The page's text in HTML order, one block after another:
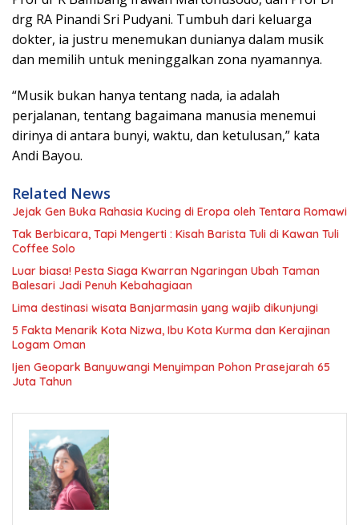
drg RA Pinandi Sri Pudyani. Tumbuh dari keluarga
dokter, ia justru menemukan dunianya dalam musik
dan memilih untuk meninggalkan zona nyamannya.
“Musik bukan hanya tentang nada, ia adalah
perjalanan, tentang bagaimana manusia menemui
dirinya di antara bunyi, waktu, dan ketulusan,” kata
Andi Bayou.
Related News
Jejak Gen Buka Rahasia Kucing di Eropa oleh Tentara Romawi
Tak Berbicara, Tapi Mengerti : Kisah Barista Tuli di Kawan Tuli
Coffee Solo
Luar biasa! Pesta Siaga Kwarran Ngaringan Ubah Taman
Balesari Jadi Penuh Kebahagiaan
Lima destinasi wisata Banjarmasin yang wajib dikunjungi
5 Fakta Menarik Kota Nizwa, Ibu Kota Kurma dan Kerajinan
Logam Oman
Ijen Geopark Banyuwangi Menyimpan Pohon Prasejarah 65
Juta Tahun